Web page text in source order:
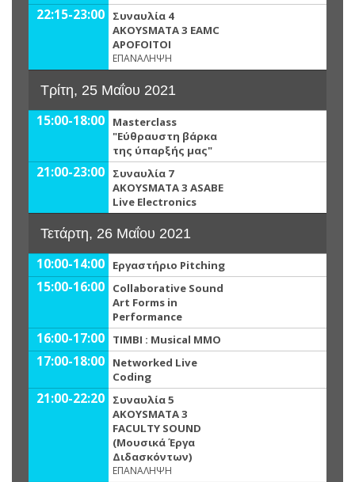
22:15-23:00
Συναυλία 4
AKOYSMATA 3 EAMC
APOFOITOI
ΕΠΑΝΑΛΗΨΗ
Τρίτη, 25 Μαΐου 2021
15:00-18:00
Masterclass
"Εύθραυστη βάρκα
της ύπαρξής μας"
21:00-23:00
Συναυλία 7
AKOYSMATA 3 ASABE
Live Electronics
Τετάρτη, 26 Μαΐου 2021
10:00-14:00 Εργαστήριο Pitching
15:00-16:00
Collaborative Sound
Art Forms in
Performance
16:00-17:00 TIMBI : Musical MMO
17:00-18:00
Networked Live
Coding
21:00-22:20
Συναυλία 5
AKOYSMATA 3
FACULTY SOUND
(Μουσικά Έργα
Διδασκόντων)
ΕΠΑΝΑΛΗΨΗ